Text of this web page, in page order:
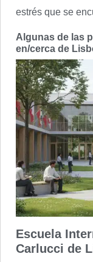
estrés que se
Algunas de las
en/cerca de
Escuela
Carlucci de